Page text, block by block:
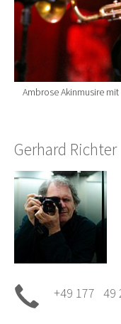
Ambrose Akinmusire
Gerhard Richter
+49 177 49